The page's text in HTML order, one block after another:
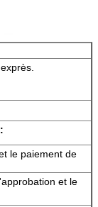
le paiement de
et le